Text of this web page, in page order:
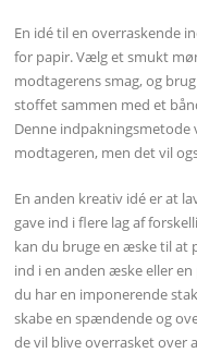
En idé til en overraskende
for papir. Vælg et smukt
modtagerens smag, og
stoffet sammen med et
Denne
modtageren, men det vil
En anden kreativ idé er at
gave ind i flere lag af
kan du bruge en æske til at
ind i en anden æske eller
du har en imponerende
skabe en spændende og
de vil blive overrasket over